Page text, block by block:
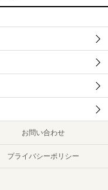
お問い合わせ
プライバシーポリシー